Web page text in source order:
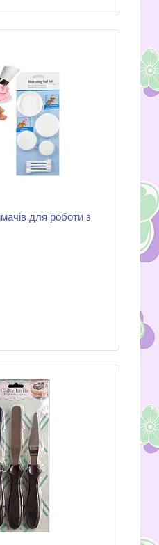
для роботи з